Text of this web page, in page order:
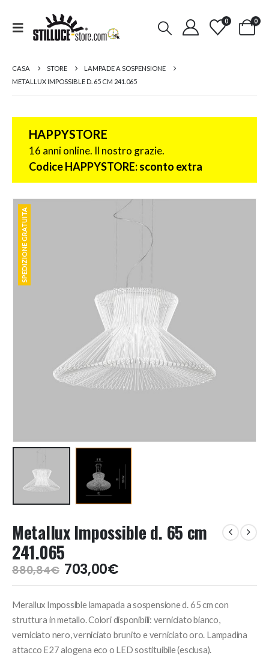
0 0
CASA STORE
LAMPADE A SOSPENSIONE
METALLUX IMPOSSIBLE D. 65 CM 241.065
HAPPYSTORE
16 anni online. Il nostro grazie.
Codice HAPPYSTORE: sconto extra
SPEDIZIONE GRATUITA
SPEDIZIONE GRATUITA
Metallux Impossible d. 65 cm
241.065
880,84€ Il
prezzo
era:
880,84€.
703,00€Il
prezzo
è:
703,00€.
Merallux Impossible lamapada a sospensione d. 65 cm con
struttura in metallo. Colori disponibili: verniciato bianco,
verniciato nero, verniciato brunito e verniciato oro. Lampadina
attacco E27 alogena eco o LED sostituibile (esclusa).